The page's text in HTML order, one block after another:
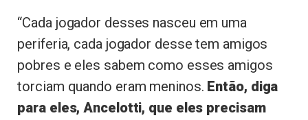
“Cada jogador desses nasceu em uma
periferia, cada jogador desse tem amigos
pobres e eles sabem como esses amigos
torciam quando eram meninos. Então, diga
para eles, Ancelotti, que eles precisam